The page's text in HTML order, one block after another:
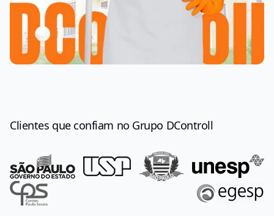
Clientes que confiam no Grupo DControll